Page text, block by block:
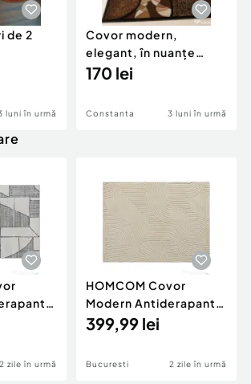
de 2
luni în urmă
Covor modern,
elegant, în nuanțe
calde de maro, crem
170 lei
Constanta 3 luni în urmă
2 zile în urmă
HOMCOM Covor
Modern Antiderapant
din Poliester și Bumbac
399,99 lei
Bucuresti 2 zile în urmă